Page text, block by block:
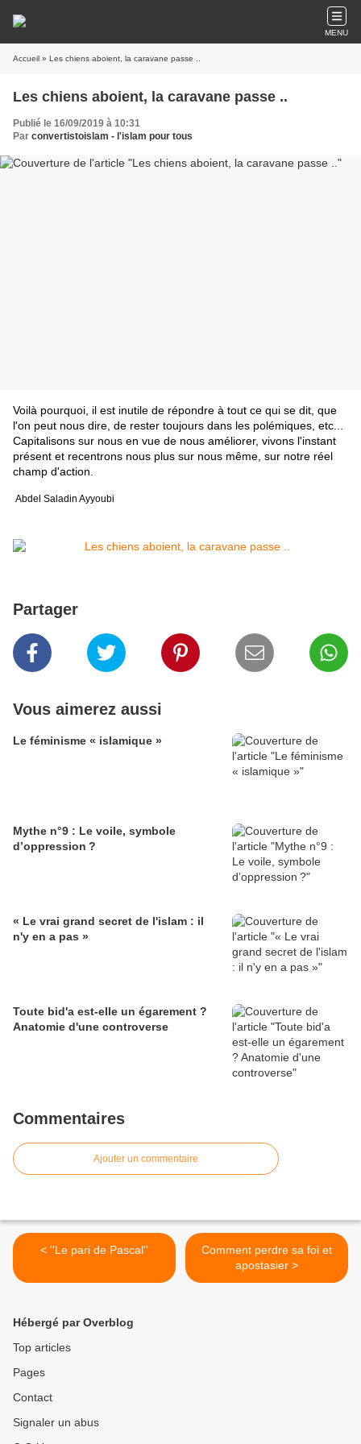
MENU
Accueil » Les chiens aboient, la caravane passe ..
Les chiens aboient, la caravane passe ..
Publié le 16/09/2019 à 10:31
Par convertistoislam - l'islam pour tous
Voilà pourquoi, il est inutile de répondre à tout ce qui se dit, que
l'on peut nous dire, de rester toujours dans les polémiques, etc...
Capitalisons sur nous en vue de nous améliorer, vivons l'instant
présent et recentrons nous plus sur nous même, sur notre réel
champ d'action.
Abdel Saladin Ayyoubi
Partager
Vous aimerez aussi
Le féminisme « islamique »
Mythe n°9 : Le voile, symbole
d’oppression ?
« Le vrai grand secret de l'islam : il
n'y en a pas »
Toute bid'a est-elle un égarement ?
Anatomie d'une controverse
Commentaires
Ajouter un commentaire
< ''Le pari de Pascal''
Comment perdre sa foi et
apostasier >
Hébergé par Overblog
Top articles
Pages
Contact
Signaler un abus